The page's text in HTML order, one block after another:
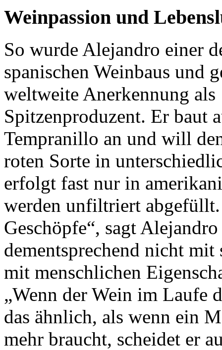
Weinpassion und
So wurde Alejandro einer
spanischen Weinbaus und
weltweite Anerkennung als
Spitzenproduzent. Er baut
Tempranillo an und will
roten Sorte in
erfolgt fast nur in
werden unfiltriert abgefüllt.
Geschöpfe“, sagt
dementsprechend nicht
mit menschlichen
„Wenn der Wein im Laufe
das ähnlich, als wenn ein
mehr braucht, scheidet er